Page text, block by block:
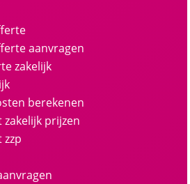
aanvragen
zakelijk
berekenen
prijzen